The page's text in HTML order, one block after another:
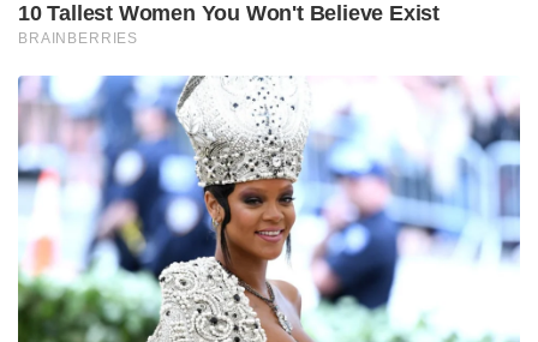
10 Tallest Women You Won't Believe Exist
BRAINBERRIES